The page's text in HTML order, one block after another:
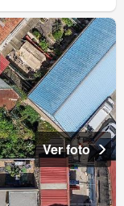
Ver foto